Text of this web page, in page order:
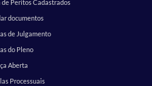
de Peritos Cadastrados
documentos
de Julgamento
do Pleno
Aberta
Processuais